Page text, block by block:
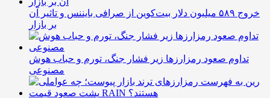
خروج ۵۸۹ میلیون دلار بیت‌کوین از صرافی بایننس و تاثیر آن
بر بازار
تداوم صعود رمزارزها زیر فشار جنگ، تورم و حباب هوش
مصنوعی